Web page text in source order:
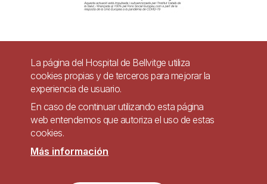
Pie
página
Contacto
Accesibilidad
Política de Privacidad de Sistemas de Videovigilancia
La página del Hospital de Bellvitge utiliza
cookies propias y de terceros para mejorar la
experiencia de usuario.
En caso de continuar utilizando esta página
web entendemos que autoriza el uso de estas
cookies.
Más información